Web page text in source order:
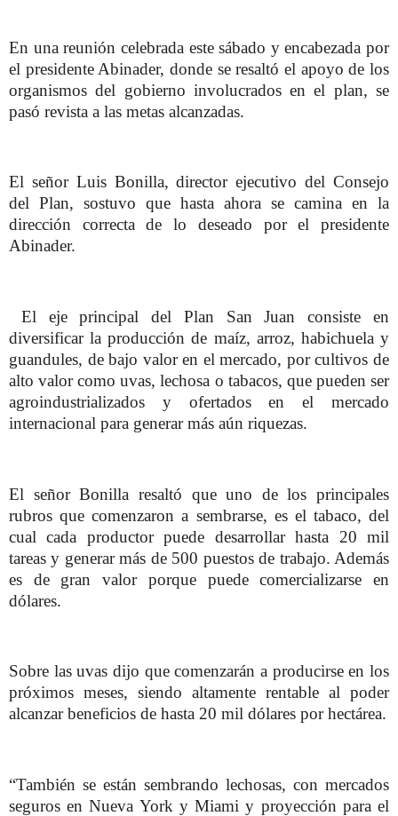
En una reunión celebrada este sábado y encabezada por
el presidente Abinader, donde se resaltó el apoyo de los
organismos del gobierno involucrados en el plan, se
pasó revista a las metas alcanzadas.
El señor Luis Bonilla, director ejecutivo del Consejo
del Plan, sostuvo que hasta ahora se camina en la
dirección correcta de lo deseado por el presidente
Abinader.
El eje principal del Plan San Juan consiste en
diversificar la producción de maíz, arroz, habichuela y
guandules, de bajo valor en el mercado, por cultivos de
alto valor como uvas, lechosa o tabacos, que pueden ser
agroindustrializados y ofertados en el mercado
internacional para generar más aún riquezas.
El señor Bonilla resaltó que uno de los principales
rubros que comenzaron a sembrarse, es el tabaco, del
cual cada productor puede desarrollar hasta 20 mil
tareas y generar más de 500 puestos de trabajo. Además
es de gran valor porque puede comercializarse en
dólares.
Sobre las uvas dijo que comenzarán a producirse en los
próximos meses, siendo altamente rentable al poder
alcanzar beneficios de hasta 20 mil dólares por hectárea.
“También se están sembrando lechosas, con mercados
seguros en Nueva York y Miami y proyección para el